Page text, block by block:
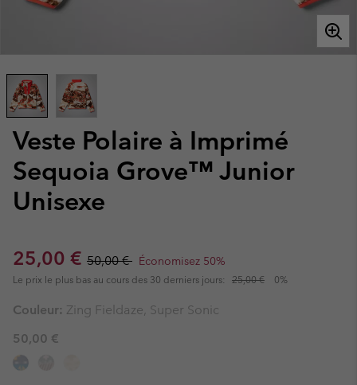
Veste Polaire à Imprimé
Sequoia Grove™ Junior
Unisexe
Sale price:
25,00 € Regular price:
50,00 € Économisez 50%
Le prix le plus bas au cours des 30 derniers jours: 25,00 € 0%
Couleur: Zing Fieldaze, Super Sonic
50,00 €